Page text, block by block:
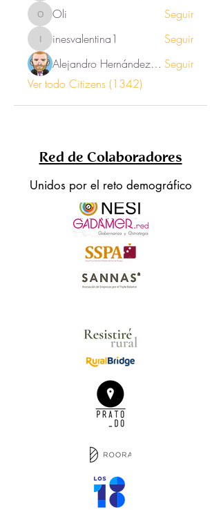
Oli Oli Seguir
inesvalentina1
inesvalentina1
Seguir
Alejandro Hernández Renner Seguir
Ver todo Citizens (1342)
Red de Colaboradores
Unidos por el reto demográfico